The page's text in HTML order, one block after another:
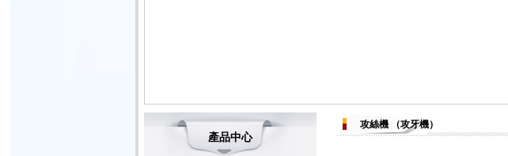
產品中心
攻絲機 （攻牙機）